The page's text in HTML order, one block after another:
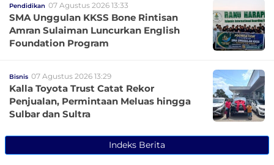
Pendidikan 07 Agustus 2026 13:33
SMA Unggulan KKSS Bone Rintisan
Amran Sulaiman Luncurkan English
Foundation Program
Bisnis 07 Agustus 2026 13:29
Kalla Toyota Trust Catat Rekor
Penjualan, Permintaan Meluas hingga
Sulbar dan Sultra
Indeks Berita